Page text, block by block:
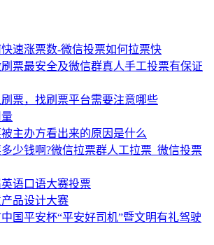
速涨票数-微信投票如何拉票快
票最安全及微信群真人手工投票有保证
票，找刷票平台需要注意哪些
主办方看出来的原因是什么
少钱啊?微信拉票群人工拉票_微信投票
语口语大赛投票
品设计大赛
国平安杯“平安好司机”暨文明有礼驾驶